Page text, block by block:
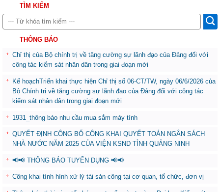
TÌM KIẾM
THÔNG BÁO
Chỉ thị của Bộ chính trị về tăng cường sự lãnh đạo của Đảng đối với
công tác kiểm sát nhân dân trong giai đoạn mới
Kế hoạchTriển khai thực hiện Chỉ thị số 06-CT/TW, ngày 06/6/2026 của
Bộ Chính trị về tăng cường sự lãnh đạo của Đảng đối với công tác
kiểm sát nhân dân trong giai đoạn mới
1931_thông báo nhu cầu mua sắm máy tính
QUYẾT ĐỊNH CÔNG BỐ CÔNG KHAI QUYẾT TOÁN NGÂN SÁCH
NHÀ NƯỚC NĂM 2025 CỦA VIỆN KSND TỈNH QUẢNG NINH
📢📢 THÔNG BÁO TUYỂN DỤNG 📢📢
Công khai tình hình xử lý tài sản công tại cơ quan, tổ chức, đơn vị